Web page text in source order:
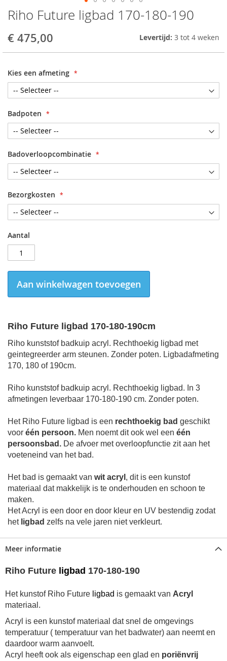
Riho Future ligbad 170-180-190
€ 475,00 Levertijd: 3 tot 4 weken
Kies een afmeting
Badpoten
Badoverloopcombinatie
Bezorgkosten
Aantal
Aan winkelwagen toevoegen
Riho Future ligbad 170-180-190cm
Riho kunststof badkuip acryl. Rechthoekig ligbad met
geintegreerder arm steunen. Zonder poten. Ligbadafmeting
170, 180 of 190cm.
Riho kunststof badkuip acryl. Rechthoekig ligbad. In 3
afmetingen leverbaar 170-180-190 cm. Zonder poten.
Het Riho Future ligbad is een rechthoekig bad geschikt
voor één persoon. Men noemt dit ook wel een één
persoonsbad. De afvoer met overloopfunctie zit aan het
voeteneind van het bad.
Het bad is gemaakt van wit acryl , dit is een kunstof
materiaal dat makkelijk is te onderhouden en schoon te
maken.
Het Acryl is een door en door kleur en UV bestendig zodat
het ligbad zelfs na vele jaren niet verkleurt.
Skip
to
the
beginning
of
images
gallery
Meer informatie
Riho Future ligbad 170-180-190
Het kunstof Riho Future ligbad is gemaakt van Acryl
materiaal.
Acryl is een kunstof materiaal dat snel de omgevings
temperatuur ( temperatuur van het badwater) aan neemt en
daardoor warm aanvoelt.
Acryl heeft ook als eigenschap een glad en poriënvrij